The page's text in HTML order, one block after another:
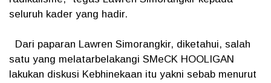
seluruh kader yang hadir.
Dari paparan Lawren Simorangkir, diketahui, salah
satu yang melatarbelakangi SMeCK HOOLIGAN
lakukan diskusi Kebhinekaan itu yakni sebab menurut